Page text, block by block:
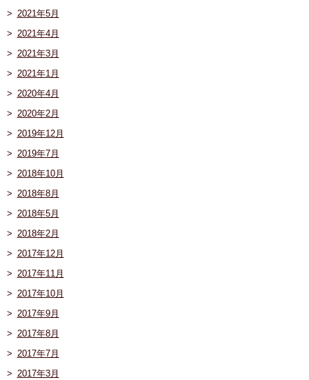
2021年5月
2021年4月
2021年3月
2021年1月
2020年4月
2020年2月
2019年12月
2019年7月
2018年10月
2018年8月
2018年5月
2018年2月
2017年12月
2017年11月
2017年10月
2017年9月
2017年8月
2017年7月
2017年3月